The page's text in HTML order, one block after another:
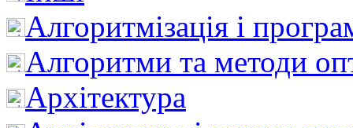
Алгоритмізація і
Алгоритми та методи
Архітектура